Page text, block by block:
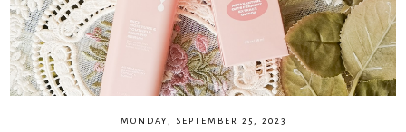
MONDAY, SEPTEMBER 25, 2023